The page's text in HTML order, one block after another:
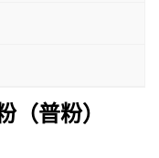
（普粉）